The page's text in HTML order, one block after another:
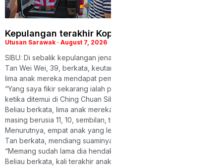
Kepulangan terakhir Koperal Chiu, keluarga
Utusan Sarawak August 7, 2026
SIBU: Di sebalik kepulangan jenazah Koperal Chiu Teck Siong
Tan Wei Wei, 39, berkata, keutamaan beliau ketika ini ialah
lima anak mereka mendapat pembiayaan pendidikan yang
“Yang saya fikir sekarang ialah pendidikan masa depan mereka.
ketika ditemui di Ching Chuan Sibu Mortuary Hall di Jalan Bukit
Beliau berkata, lima anak mereka masing-
masing berusia 11, 10, sembilan, tujuh dan empat tahun.
Menurutnya, empat anak yang lebih besar bersekolah di SJK(C)
Tan berkata, mendiang suaminya telah lama berhasrat untuk
“Memang sudah lama dia hendak berpindah balik ke sini, tetapi
Beliau berkata, kali terakhir anak-